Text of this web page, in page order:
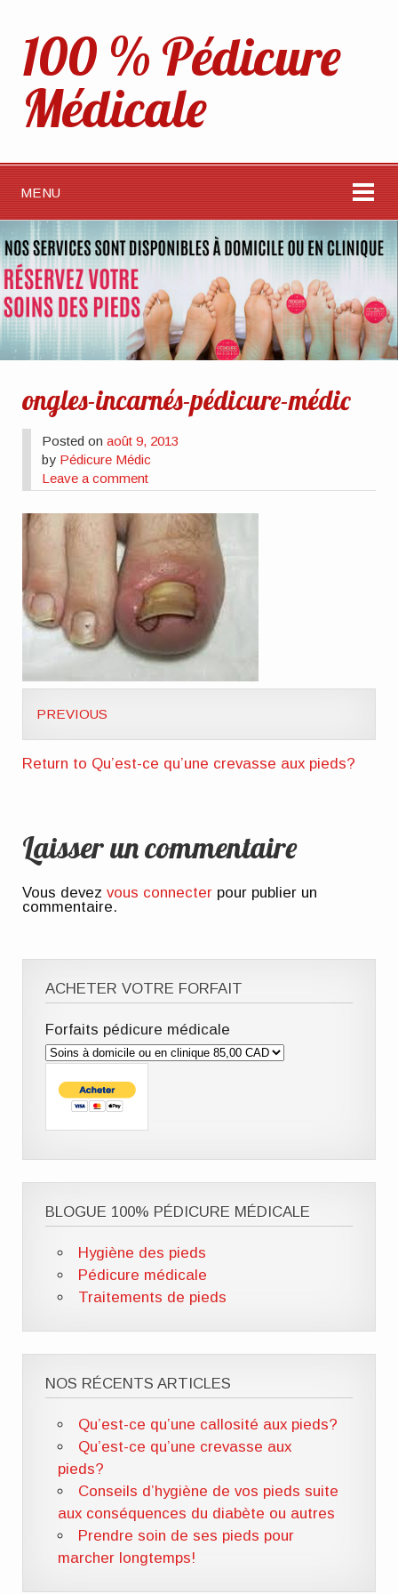
100 % Pédicure
Médicale
MENU
ongles-incarnés-pédicure-médic
Posted onaoût 9, 2013
by Pédicure Médic
Leave a comment
PREVIOUS
Return to Qu’est-ce qu’une crevasse aux pieds?
Laisser un commentaire
Vous devezvous connecter pour publier un
commentaire.
ACHETER VOTRE FORFAIT
Forfaits pédicure médicale
BLOGUE 100% PÉDICURE MÉDICALE
Hygiène des pieds
Pédicure médicale
Traitements de pieds
NOS RÉCENTS ARTICLES
Qu’est-ce qu’une callosité aux pieds?
Qu’est-ce qu’une crevasse aux
pieds?
Conseils d’hygiène de vos pieds suite
aux conséquences du diabète ou autres
Prendre soin de ses pieds pour
marcher longtemps!